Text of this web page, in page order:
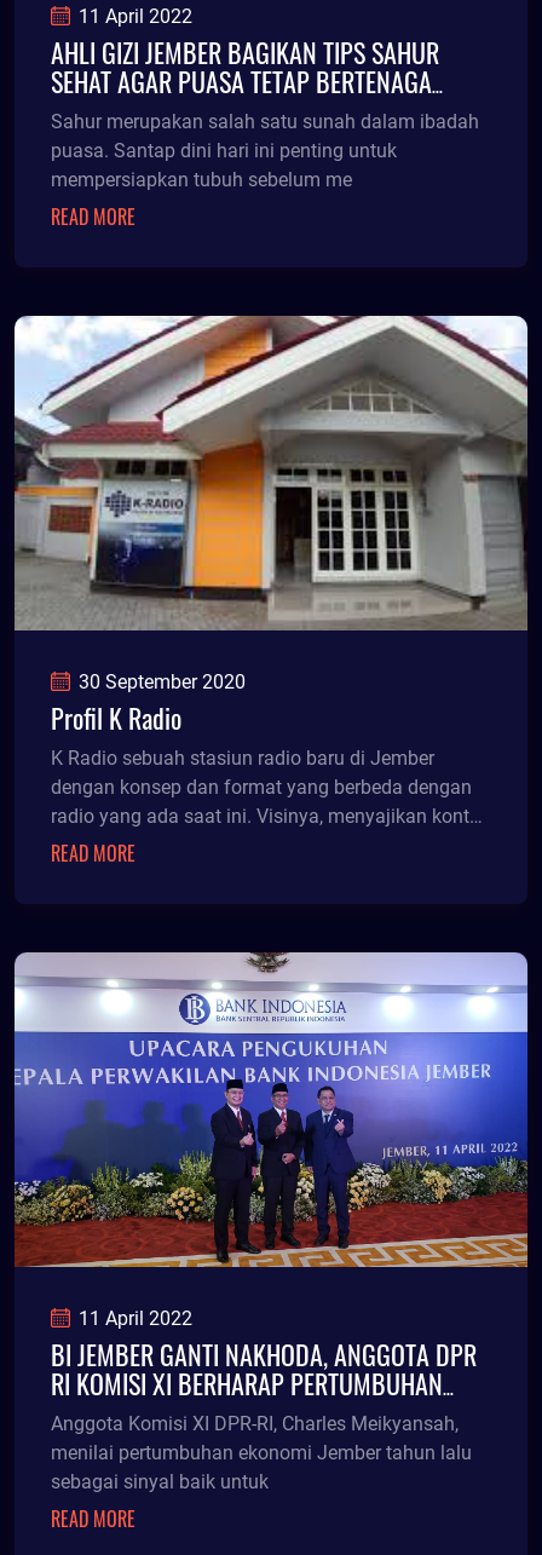
11 April 2022
AHLI GIZI JEMBER BAGIKAN TIPS SAHUR
SEHAT AGAR PUASA TETAP BERTENAGA
MESKI BERAKTIVITAS
Sahur merupakan salah satu sunah dalam ibadah
puasa. Santap dini hari ini penting untuk
mempersiapkan tubuh sebelum me
READ MORE
30 September 2020
Profil K Radio
K Radio sebuah stasiun radio baru di Jember
dengan konsep dan format yang berbeda dengan
radio yang ada saat ini. Visinya, menyajikan konten
progra
READ MORE
11 April 2022
BI JEMBER GANTI NAKHODA, ANGGOTA DPR
RI KOMISI XI BERHARAP PERTUMBUHAN
EKONOMI JEMBER 2022 LAMPAUI RATA-
RATA NASIONAL
Anggota Komisi XI DPR-RI, Charles Meikyansah,
menilai pertumbuhan ekonomi Jember tahun lalu
sebagai sinyal baik untuk
READ MORE